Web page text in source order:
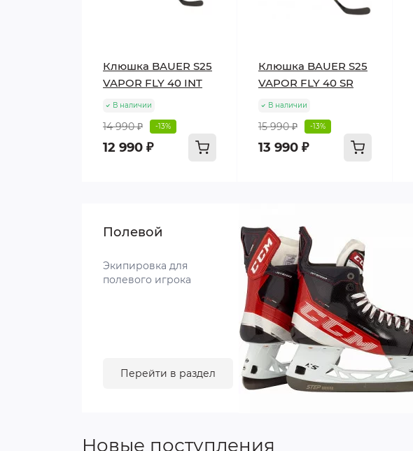
Клюшка BAUER S25
VAPOR FLY 40 INT
В наличии
14 990 ₽ -13%
12 990 ₽
Клюшка BAUER S25
VAPOR FLY 40 SR
В наличии
15 990 ₽ -13%
13 990 ₽
Полевой
Экипировка для
полевого игрока
Перейти в раздел
Новые поступления